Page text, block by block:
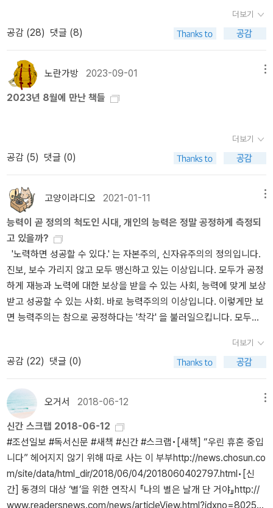
론자로서 근대 자본주의의 원인으로 종교의 영향력을 지나치게 과장
있다고 한다. 셋째는 종교의 교리들을 잘못 해석하고 있다고 하고, 네
존재했었다는... 이 이외에도 베버에 대한 비판들은 여러가지로 존재
하고 있다. 하지만 그럼에도 불구하고 막스 베버의 이 작품은 오늘날
까지 여전히 수많은 이들에게 읽히고 이해되며 살아남은 명제로 존재
저작들 중 하나로서 중심적인 가설에서의 대담한 상상력과 치밀하고
꼼꼼한 학문적인 논증을 결합시킨 독보적인 글'이라고 미국의 역사가
기도 한다. 책의 마지막 부분에는 앞서 언급했던 막스 베버의 저작에
대한 카를 피셔의 비판에 대해서 막스 베버의 1차, 2차에 걸친 반박에
실려져 있어 또 다른 재미를 전해준다. 사회문학사의 거대한 흐름속
에서 종교와 윤리의 틀 안에서 우리의 삶을 지탱할 가치를 전해준 막
스 베버의 <프로테스탄트 윤리와 자본주의 정신>은 우리들에게 특별
함으로 다가온다. '우리를 집어삼키기 위해 몰려오는 저 정신적인 혼
돈을 극복하기 위한 수단을 우리는 도대체 어디에서 발견해야 하는
것인가?' 라는 철학자 빌헬름 딜타이의 질문에 기꺼이 막스 베버의 이
작품이 그 대안으로, 소중한 가치로 다가갈 수 있을 것 같다. 인간 소
외와 상실, 물질문명과 빈부격차, 자본주의의 폐해.... 를 해결하기 위
해 자본주의의 뿌리를 찾아 가는 일이 무엇보다 기본이 되어야 할 것
싶어진다.
알에서 깨어나듯이 새롭게 눈을 뜨게 마련입니다. 기쁠 때도 아플 때
도 이 삶을 배울 만하지 싶습니다. 곁에 책이 있기에 책을 들추고, 곁
에 숲과 아이가 있기에 숲내음과 아이 목소리를 고스란히 품습니다.
아기 기저귀 빨래는 ‘어머니’가 아닌 ‘아버지’하고 ‘할아버지’가 맡을
일이라고 느껴요. 몸소 예닐곱 해를 기저귀 빨래로 보내는 동안 이 대
하”면, 굳이 ‘피트니스·헬스클럽’에 안 다녀도 언제나 튼튼하게 몸을
마’로 설 수 있어요. 책읽기란, 스스로 잊은 빛을 되찾으려고 나서는
힘길입니다. 말 한 마디와 글 한 줄이란, 문학도 예술도 문화도 아닌,
언제나 스스로 길어올리는 이야기에 살림씨앗을 얹는 오늘노래라고
느낍니다. 잊힌책을 알아보는 손이기에 잘난책(베스트셀러)에 안 휘
둘립니다. 잘난책을 안 쳐다볼 줄 알기에 눈가림과 눈속임을 살며시
걷어내며 제대로 어른으로 섭니다.ㅍㄹㄴ《孤獨한 당신을 위하여》
(루이제 린저/곽복록 옮김, 범우사, 1974.5.25.첫/1977.12.10.중판)
《フランス革命の指導者 上》(桑原武夫, 創元社, 1956.7.20.)《フ
ランス革命の指導者 下》(桑原武夫, 創元社, 1956.8.20.)《細胞
라는 大宇宙》(L.토마스/강만식 옮김, 범양사, 1981.7.25.)《한 사람
의 成長은 個人指導에서》(조병옥 엮음, 한국알롄정종불교회 서울
남부 총합본부, 1978.)- 창가학회. 남묘호렌련게쿄《折伏敎典》(박
《5천년 력사이야기 2》(림한달·조여장/김양·병일 옮김, 민족출판사, 1
982.4.)《5천년 력사이야기 3》(림한달·조여장/로창하·정금 옮김, 민
족출판사, 1983.7.)《5천년 력사이야기 4》(림한달·조여장/김홍식 옮
김, 민족출판사, 1984.10.)《5천년 력사이야기 5》(림한달·조여장/정
철 옮김, 민족출판사, 1986.4.)- 94년 2월 16일. 도서출판 서울. 20
00원《그늘마저 나간 집으로 갔다》(고선주, 걷는사람, 2023.1.9.)《탈
무드의 웃음》(잘티어 랜트먼/왕한조 옮김, 태종출판사, 1979.6.10.
제학이 필요한 순간>과 <프로테스탄트 윤리와 자본주의 정신>은 10
월말에 구입한 책이다. 남편의 요청과 첫째의 학교 숙제용으로 구매
대행. <경제학이..>는 읽어보겠지만 자본론과 함께 자본주의 양대 산
맥이라는 막스 베버는.. 글쎄..?
더보기
공감 (28) 댓글 (8)
노란가방 2023-09-01
2023년 8월에 만난 책들
더보기
공감 (5) 댓글 (0)
고양이라디오 2021-01-11
능력이 곧 정의의 척도인 시대, 개인의 능력은 정말 공정하게 측정되
고 있을까?
'노력하면 성공할 수 있다.' 는 자본주의, 신자유주의의 정의입니다.
진보, 보수 가리지 않고 모두 맹신하고 있는 이상입니다. 모두가 공정
하게 재능과 노력에 대한 보상을 받을 수 있는 사회, 능력에 맞게 보상
받고 성공할 수 있는 사회. 바로 능력주의의 이상입니다. 이렇게만 보
면 능력주의는 참으로 공정하다는 '착각' 을 불러일으킵니다. 모두가
책을 통해 우리가 당연하게 생각해왔던 능력주의의 이상이 근본적으
로 크게 잘못되어 있다고 주장합니다. 과연 능력주의는 공정한 것인
지 마이클 샌델과 함께 즐거운 탐구를 해보시기 바랍니다. 막스 베버
의 <프로테스탄트 윤리와 자본주의 정신>은 루터의 종교개혁이 어떻
게 청교도들에게 치열한 능력주의 윤리의식을 가지고 왔는지를 설명
하는 책입니다. 고전이라 읽어보고 싶습니다. 그러나 미국이 다른 많
은 나라보다 더 불평등할 뿐 아니라 이동성도 덜하다는 사실을 알면
충격과 당황에 빠지게 된다. -p131 이 책을 통해 알게 된 사실인데,
미국은 유럽보다 사회적 이동성이 더 낮다고 합니다. 흔히 우리가 생
각하는 아메리칸 드림은 허구에 불과합니다. 마이클 샌델은 <공정
더보기
공감 (22) 댓글 (0)
오거서 2018-06-12
신간 스크랩 2018-06-12
#조선일보 #독서신문 #새책 #신간 #스크랩•[새책] “우린 휴혼 중입
니다” 헤어지지 않기 위해 따로 사는 이 부부http://news.chosun.co
m/site/data/html_dir/2018/06/04/2018060402797.html•[신
간] 동경의 대상 ‘별’을 위한 연작시 『나의 별은 날개 단 거야』http://
www.readersnews.com/news/articleView.html?idxno=80256